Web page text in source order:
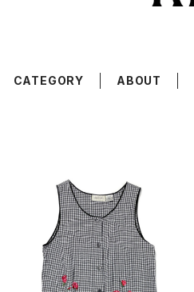
CATEGORY ABOUT